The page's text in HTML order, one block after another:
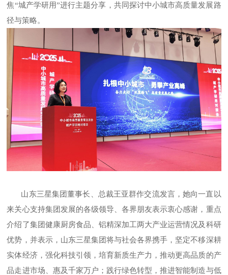
焦“城产学研用”进行主题分享，共同探讨中小城市高质量发展路
径与策略。
山东三星集团董事长、总裁王亚群作交流发言，她向一直以
来关心支持集团发展的各级领导、各界朋友表示衷心感谢，重点
介绍了集团健康厨房食品、铝精深加工两大产业运营情况及科研
优势，并表示，山东三星集团将与社会各界携手，坚定不移深耕
实体经济，强化科技引领，培育新质生产力，推动更高品质的产
品走进市场、惠及千家万户；践行绿色转型，推进智能制造与低